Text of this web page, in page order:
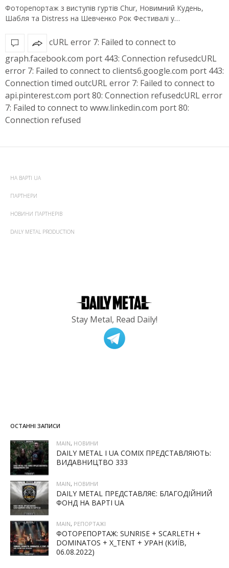
Фоторепортаж з виступів гуртів Chur, Новимний Кудень,
Шабля та Distress на Шевченко Рок Фестивалі у…
cURL error 7: Failed to connect to
graph.facebook.com port 443: Connection refusedcURL
error 7: Failed to connect to clients6.google.com port 443:
Connection timed outcURL error 7: Failed to connect to
api.pinterest.com port 80: Connection refusedcURL error
7: Failed to connect to www.linkedin.com port 80:
Connection refused
НА ВАРТІ UA
ПАРТНЕРИ
НОВИНИ ПАРТНЕРІВ
DAILY METAL PRODUCTION
Stay Metal, Read Daily!
ОСТАННІ ЗАПИСИ
MAIN, НОВИНИ
DAILY METAL І UA COMIX ПРЕДСТАВЛЯЮТЬ:
ВИДАВНИЦТВО 333
MAIN, НОВИНИ
DAILY METAL ПРЕДСТАВЛЯЄ: БЛАГОДІЙНИЙ
ФОНД НА ВАРТІ UA
MAIN, РЕПОРТАЖІ
ФОТОРЕПОРТАЖ: SUNRISE + SCARLETH +
DOMINATOS + X_TENT + УРАН (КИЇВ,
06.08.2022)